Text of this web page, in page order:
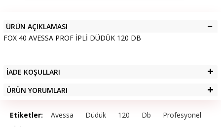
ÜRÜN AÇIKLAMASI
FOX 40 AVESSA PROF İPLİ DÜDÜK 120 DB
İADE KOŞULLARI
ÜRÜN YORUMLARI
Etiketler: Avessa Düdük 120 Db
Profesyonel